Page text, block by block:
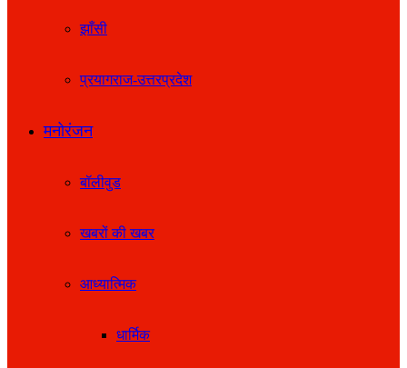
झाँसी
प्रयागराज-उत्तरप्रदेश
मनोरंजन
बॉलीवुड
खबरों की खबर
आध्यात्मिक
धार्मिक